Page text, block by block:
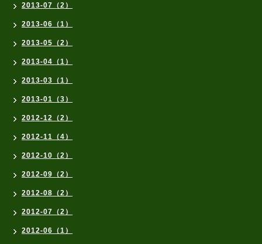
2013-07（2）
2013-06（1）
2013-05（2）
2013-04（1）
2013-03（1）
2013-01（3）
2012-12（2）
2012-11（4）
2012-10（2）
2012-09（2）
2012-08（2）
2012-07（2）
2012-06（1）